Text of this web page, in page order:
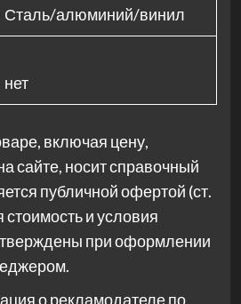
Сталь/алюминий/винил
нет
включая цену,
сайте, носит справочный
публичной офертой (ст.
и условия
при оформлении
о рекламодателе по